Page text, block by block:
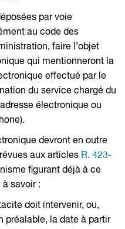
par voie
au code des
faire l’objet
qui mentionneront la
effectué par le
du service chargé du
électronique ou
devront en outre
aux articles R. 423-
figurant déjà à ce
à savoir :
doit intervenir, ou,
préalable, la date à partir